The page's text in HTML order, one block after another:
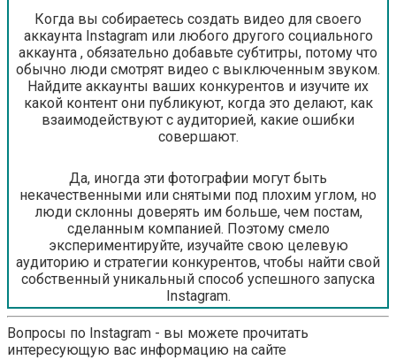
Когда вы собираетесь создать видео для своего
аккаунта Instagram или любого другого социального
аккаунта , обязательно добавьте субтитры, потому что
обычно люди смотрят видео с выключенным звуком.
Найдите аккаунты ваших конкурентов и изучите их
какой контент они публикуют, когда это делают, как
взаимодействуют с аудиторией, какие ошибки
совершают.
Да, иногда эти фотографии могут быть
некачественными или снятыми под плохим углом, но
люди склонны доверять им больше, чем постам,
сделанным компанией. Поэтому смело
экспериментируйте, изучайте свою целевую
аудиторию и стратегии конкурентов, чтобы найти свой
собственный уникальный способ успешного запуска
Instagram.
Вопросы по Instagram - вы можете прочитать
интересующую вас информацию на сайте